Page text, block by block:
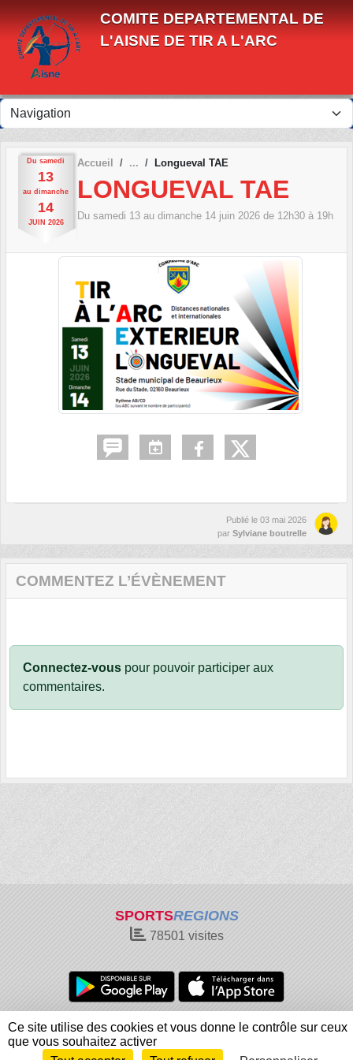
COMITE DEPARTEMENTAL DE
L'AISNE DE TIR A L'ARC
Du samedi
13
au dimanche
14
JUIN 2026
Accueil Longueval TAE
LONGUEVAL TAE
Du samedi 13 au dimanche 14 juin 2026 de 12h30 à 19h
Publié le 03 mai 2026
par Sylviane boutrelle
COMMENTEZ L’ÉVÈNEMENT
Connectez-vous pour pouvoir participer aux
commentaires.
SPORTSREGIONS
78501 visites
Charte cookies
Gestion des cookies
Informations légales
Signaler un contenu inapproprié
Ce site utilise des cookies et vous donne le contrôle sur ceux
que vous souhaitez activer